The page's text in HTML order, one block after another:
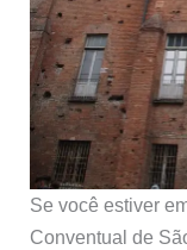
Se você estiver
Conventual de